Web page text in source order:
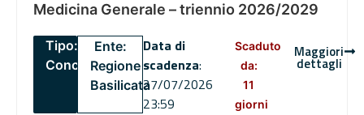
Medicina Generale – triennio 2026/2029
Tipo:
Concorsi
Ente:
Regione
Basilicata
Data di
scadenza:
27/07/2026
23:59
Scaduto
da:
11
giorni
Maggiori
dettagli